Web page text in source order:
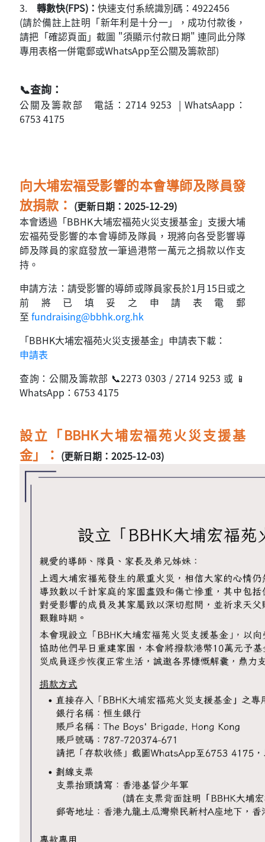
3. 轉數快(FPS)： 快速支付系統識別碼：4922456
(請於備註上註明「新年利是十分一」，成功付款後，
請把「確認頁面」截圖 "須顯示付款日期" 連同此分隊
專用表格一併電郵或WhatsApp至公關及籌款部)
📞查詢：
公關及籌款部 電話：2714 9253 | WhatsAapp：
6753 4175
向大埔宏福受影響的本會導師及隊員發
放捐款： (更新日期：2025-12-29)
本會透過「BBHK大埔宏福苑火災支援基金」支援大埔
宏福苑受影響的本會導師及隊員，現將向各受影響導
師及隊員的家庭發放一筆過港幣一萬元之捐款以作支
持。
申請方法：請受影響的導師或隊員家長於1月15日或之
前將已填妥之申請表電郵
至 fundraising@bbhk.org.hk
「BBHK大埔宏福苑火災支援基金」申請表下載：
申請表
查詢：公關及籌款部 📞2273 0303 / 2714 9253 或 📱
WhatsApp：6753 4175
設立「BBHK大埔宏福苑火災支援基
金」： (更新日期：2025-12-03)